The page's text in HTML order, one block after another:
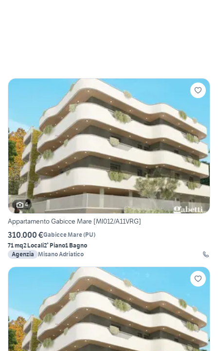
4
Appartamento Gabicce Mare [MI012/A11VRG]
310.000 €Gabicce Mare(PU)
71 mq2 Locali2° Piano1 Bagno
Agenzia Misano Adriatico